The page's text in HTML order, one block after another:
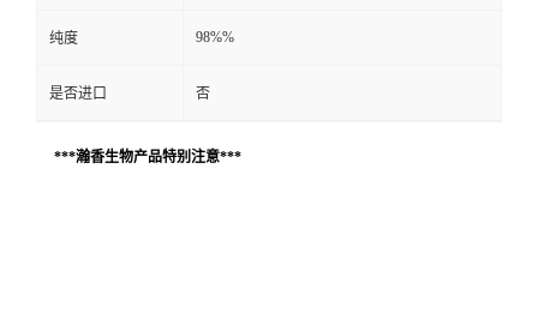
纯度 98%%
是否进口 否
***瀚香生物产品特别注意***